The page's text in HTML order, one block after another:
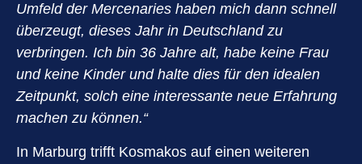
Umfeld der Mercenaries haben mich dann schnell
überzeugt, dieses Jahr in Deutschland zu
verbringen. Ich bin 36 Jahre alt, habe keine Frau
und keine Kinder und halte dies für den idealen
Zeitpunkt, solch eine interessante neue Erfahrung
machen zu können.“
In Marburg trifft Kosmakos auf einen weiteren